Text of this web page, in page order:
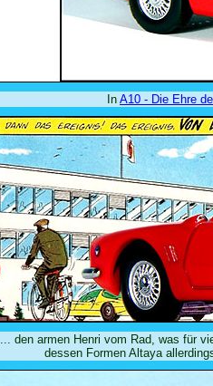
In A10 - Die Ehre
... den armen Henri vom Rad, was für
dessen Formen Altaya